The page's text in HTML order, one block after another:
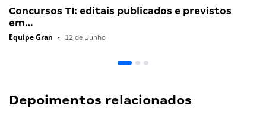
Concursos TI: editais publicados e previstos
em…
Equipe Gran • 12 de Junho
Depoimentos relacionados